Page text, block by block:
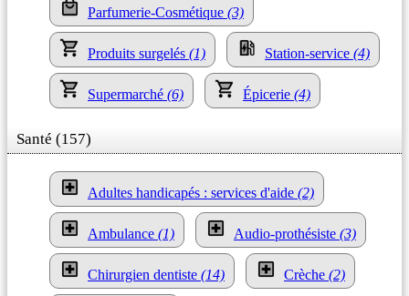
Parfumerie-Cosmétique (3)
Produits surgelés (1) Station-service (4)
Supermarché (6) Épicerie (4)
Santé (157)
Adultes handicapés : services d'aide (2)
Ambulance (1) Audio-prothésiste (3)
Chirurgien dentiste (14) Crèche (2)